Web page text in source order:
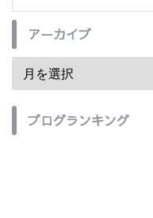
アーカイブ
ブログランキング